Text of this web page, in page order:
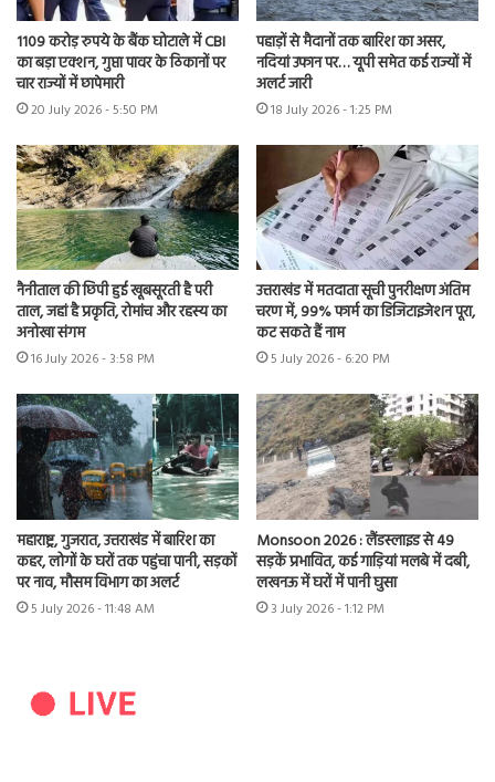
1109 करोड़ रुपये के बैंक घोटाले में CBI
का बड़ा एक्शन, गुप्ता पावर के ठिकानों पर
चार राज्यों में छापेमारी
20 July 2026 - 5:50 PM
पहाड़ों से मैदानों तक बारिश का असर,
नदियां उफान पर… यूपी समेत कई राज्यों में
अलर्ट जारी
18 July 2026 - 1:25 PM
नैनीताल की छिपी हुई खूबसूरती है परी
ताल, जहां है प्रकृति, रोमांच और रहस्य का
अनोखा संगम
16 July 2026 - 3:58 PM
उत्तराखंड में मतदाता सूची पुनरीक्षण अंतिम
चरण में, 99% फार्म का डिजिटाइजेशन पूरा,
कट सकते हैं नाम
5 July 2026 - 6:20 PM
महाराष्ट्र, गुजरात, उत्तराखंड में बारिश का
कहर, लोगों के घरों तक पहुंचा पानी, सड़कों
पर नाव, मौसम विभाग का अलर्ट
5 July 2026 - 11:48 AM
Monsoon 2026 : लैंडस्लाइड से 49
सड़कें प्रभावित, कई गाड़ियां मलबे में दबी,
लखनऊ में घरों में पानी घुसा
3 July 2026 - 1:12 PM